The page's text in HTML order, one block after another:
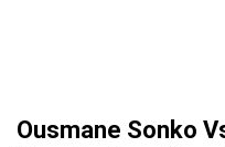
Ousmane Sonko